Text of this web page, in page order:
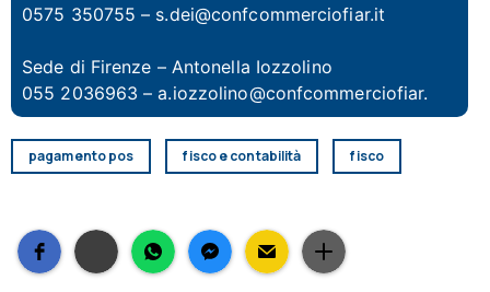
0575 350755 – s.dei@confcommerciofiar.it
Sede di Firenze – Antonella Iozzolino
055 2036963 – a.iozzolino@confcommerciofiar.
pagamento pos fisco e contabilità fisco